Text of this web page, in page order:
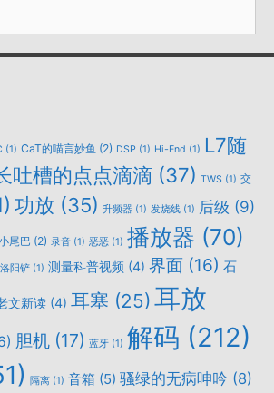
(1) CaT的喵言妙鱼 (2) DSP (1) Hi-End (1) L7随
吐槽的点点滴滴 (37) TWS (1) 交
功放 (35) 升频器 (1) 发烧线 (1) 后级 (9)
尾巴 (2) 录音 (1) 恶恶 (1) 播放器 (70)
洛阳铲 (1) 测量科普视频 (4) 界面 (16) 石
文新读 (4) 耳塞 (25) 耳放
胆机 (17) 蓝牙 (1) 解码 (212)
隔离 (1) 音箱 (5) 骚绿的无病呻吟 (8)